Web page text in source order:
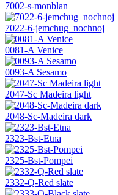
7002-s-monblan
7022-6-jemchug_nochnoj
0081-A Venice
0093-A Sesamo
2047-Sc Madeira light
2048-Sc-Madeira dark
2323-Bst-Etna
2325-Bst-Pompei
2332-Q-Red slate